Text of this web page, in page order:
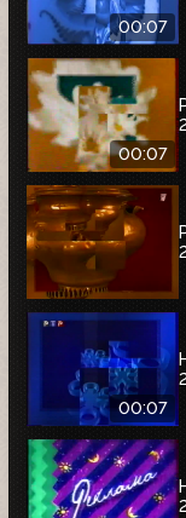
00:07
00:07
00:07